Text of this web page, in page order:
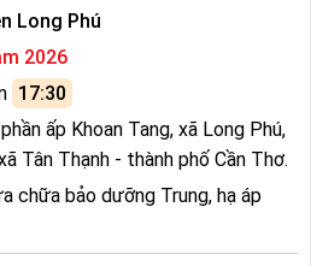
Long Phú
2026
17:30
ấp Khoan Tang, xã Long Phú,
Tân Thạnh - thành phố Cần Thơ.
chữa bảo dưỡng Trung, hạ áp